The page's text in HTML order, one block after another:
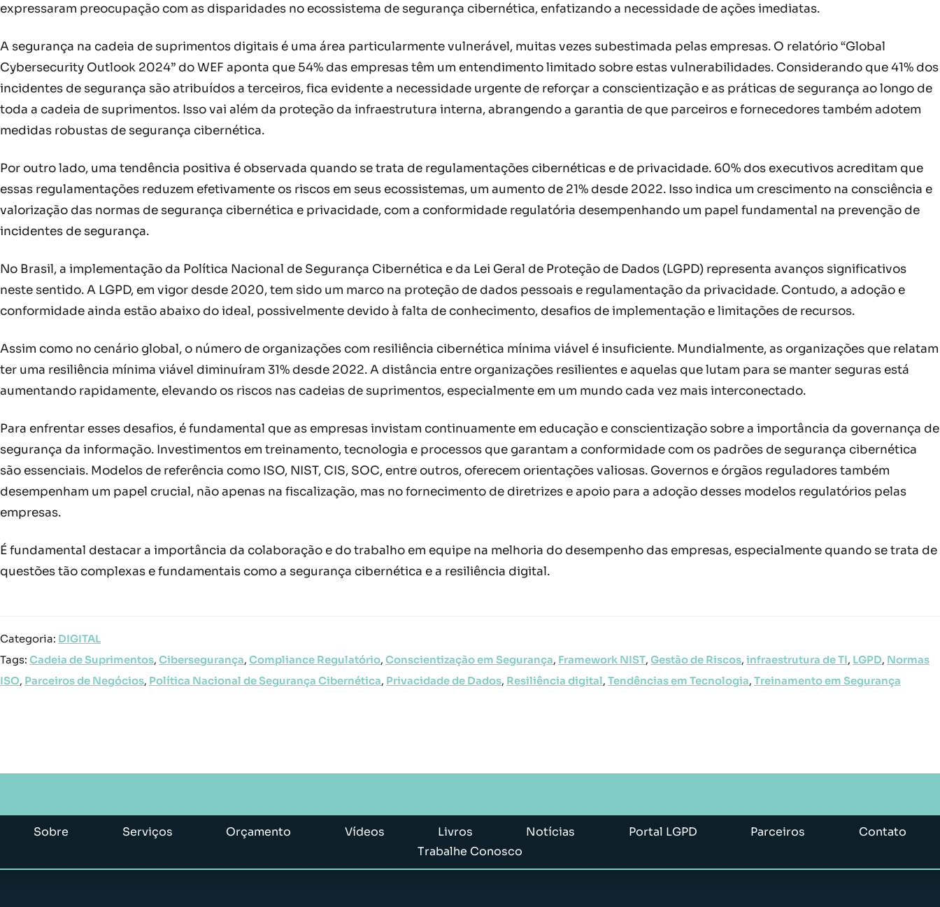
expressaram preocupação com as disparidades no ecossistema de segurança cibernética, enfatizando a necessidade de ações imediatas.
A segurança na cadeia de suprimentos digitais é uma área particularmente vulnerável, muitas vezes subestimada pelas empresas. O relatório “Global
Cybersecurity Outlook 2024” do WEF aponta que 54% das empresas têm um entendimento limitado sobre estas vulnerabilidades. Considerando que 41% dos
incidentes de segurança são atribuídos a terceiros, fica evidente a necessidade urgente de reforçar a conscientização e as práticas de segurança ao longo de
toda a cadeia de suprimentos. Isso vai além da proteção da infraestrutura interna, abrangendo a garantia de que parceiros e fornecedores também adotem
medidas robustas de segurança cibernética.
Por outro lado, uma tendência positiva é observada quando se trata de regulamentações cibernéticas e de privacidade. 60% dos executivos acreditam que
essas regulamentações reduzem efetivamente os riscos em seus ecossistemas, um aumento de 21% desde 2022. Isso indica um crescimento na consciência e
valorização das normas de segurança cibernética e privacidade, com a conformidade regulatória desempenhando um papel fundamental na prevenção de
incidentes de segurança.
No Brasil, a implementação da Política Nacional de Segurança Cibernética e da Lei Geral de Proteção de Dados (LGPD) representa avanços significativos
neste sentido. A LGPD, em vigor desde 2020, tem sido um marco na proteção de dados pessoais e regulamentação da privacidade. Contudo, a adoção e
conformidade ainda estão abaixo do ideal, possivelmente devido à falta de conhecimento, desafios de implementação e limitações de recursos.
Assim como no cenário global, o número de organizações com resiliência cibernética mínima viável é insuficiente. Mundialmente, as organizações que relatam
ter uma resiliência mínima viável diminuíram 31% desde 2022. A distância entre organizações resilientes e aquelas que lutam para se manter seguras está
aumentando rapidamente, elevando os riscos nas cadeias de suprimentos, especialmente em um mundo cada vez mais interconectado.
Para enfrentar esses desafios, é fundamental que as empresas invistam continuamente em educação e conscientização sobre a importância da governança de
segurança da informação. Investimentos em treinamento, tecnologia e processos que garantam a conformidade com os padrões de segurança cibernética
são essenciais. Modelos de referência como ISO, NIST, CIS, SOC, entre outros, oferecem orientações valiosas. Governos e órgãos reguladores também
desempenham um papel crucial, não apenas na fiscalização, mas no fornecimento de diretrizes e apoio para a adoção desses modelos regulatórios pelas
empresas.
É fundamental destacar a importância da colaboração e do trabalho em equipe na melhoria do desempenho das empresas, especialmente quando se trata de
questões tão complexas e fundamentais como a segurança cibernética e a resiliência digital.
Categoria: DIGITAL
Tags: Cadeia de Suprimentos, Cibersegurança, Compliance Regulatório, Conscientização em Segurança, Framework NIST, Gestão de Riscos, infraestrutura de TI, LGPD, Normas
ISO, Parceiros de Negócios, Política Nacional de Segurança Cibernética, Privacidade de Dados, Resiliência digital, Tendências em Tecnologia, Treinamento em Segurança
Sobre Serviços Orçamento Vídeos Livros Notícias Portal LGPD Parceiros
Contato
Trabalhe Conosco